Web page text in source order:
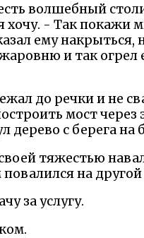
волшебный
- Так покажи
ему накрыться,
и так
до речки и не
мост через
дерево с берега на
тяжестью
на другой
за услугу.